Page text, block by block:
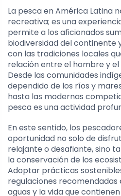
La pesca en América Latina
recreativa; es una
permite a los aficionados
biodiversidad del continente
con las tradiciones locales
relación entre el hombre y el
Desde las comunidades
dependido de los ríos y
hasta las modernas
pesca es una actividad
En este sentido, los
oportunidad no solo de
relajante o desafiante, sino
la conservación de los
Adoptar prácticas
regulaciones recomendadas
aguas y la vida que